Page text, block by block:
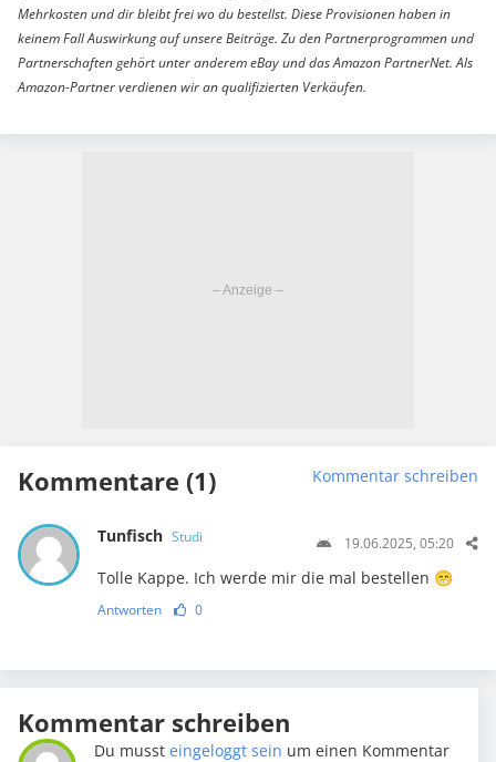
Mehrkosten und dir bleibt frei wo du bestellst. Diese Provisionen haben in
keinem Fall Auswirkung auf unsere Beiträge. Zu den Partnerprogrammen und
Partnerschaften gehört unter anderem eBay und das Amazon PartnerNet. Als
Amazon-Partner verdienen wir an qualifizierten Verkäufen.
Kommentare (1) Kommentar schreiben
Tunfisch Studi 19.06.2025, 05:20
Tolle Kappe. Ich werde mir die mal bestellen 😁
Antworten 0
Kommentar schreiben
Du mussteingeloggt sein um einen Kommentar